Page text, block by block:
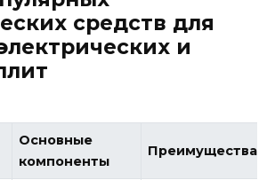
средств для
и
Основные
компоненты
Преимущества